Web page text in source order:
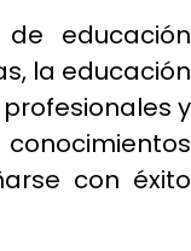
educación
la educación
y
con éxito